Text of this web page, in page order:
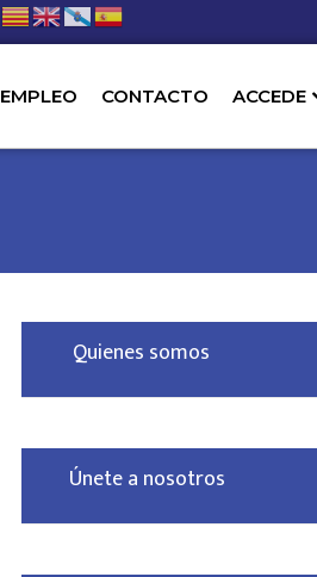
EMPLEO CONTACTO ACCEDE
Quienes somos
Únete a nosotros